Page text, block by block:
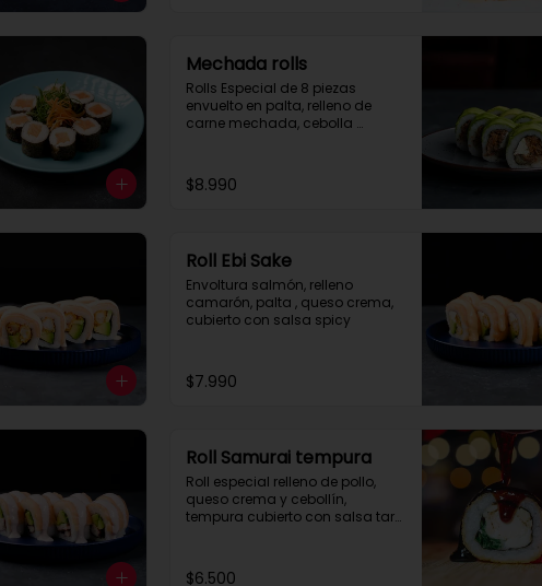
Mechada rolls
Rolls Especial de 8 piezas
envuelto en palta, relleno de
carne mechada, cebolla
$8.990
Roll Ebi Sake
Envoltura salmón, relleno
camarón, palta , queso crema,
cubierto con salsa spicy
$7.990
Roll Samurai tempura
Roll especial relleno de pollo,
queso crema y cebollín,
tempura cubierto con salsa tare
$6.500